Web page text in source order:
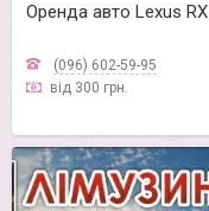
Оренда авто Lexus RX
(096) 602-59-95
від 300 грн.